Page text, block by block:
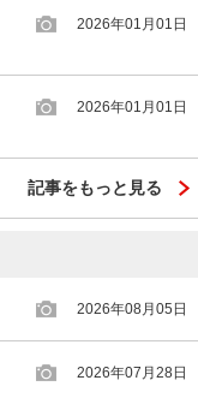
2026年01月01日
2026年01月01日
記事をもっと見る
2026年08月05日
2026年07月28日